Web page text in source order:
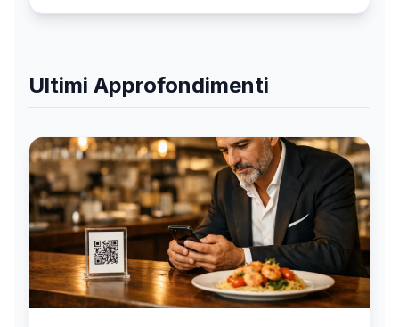
Ultimi Approfondimenti